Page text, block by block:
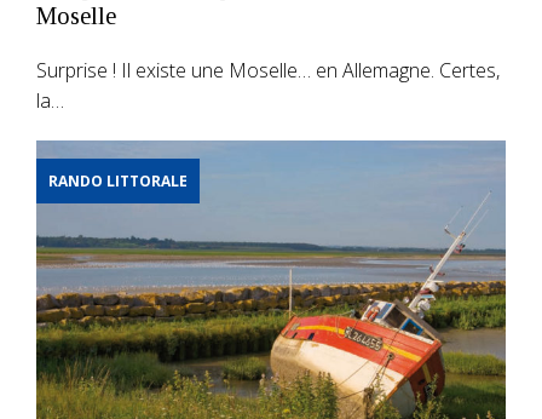
Moselle
Surprise ! Il existe une Moselle… en Allemagne. Certes,
la…
RANDO LITTORALE